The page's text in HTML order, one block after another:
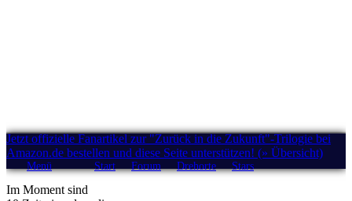
Jetzt offizielle Fanartikel zur "Zurück in die Zukunft"-Trilogie bei
Amazon.de bestellen und diese Seite unterstützen! (» Übersicht)
Menü Start Forum Drehorte Stars
Im Moment sind